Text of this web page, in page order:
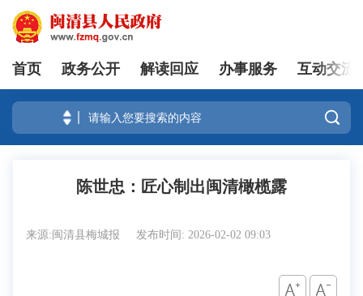
登录
首页 政务公开 解读回应 办事服务 互动交流

陈世忠：匠心制出闽清橄榄露
来源:闽清县梅城报 发布时间: 2026-02-02 09:03